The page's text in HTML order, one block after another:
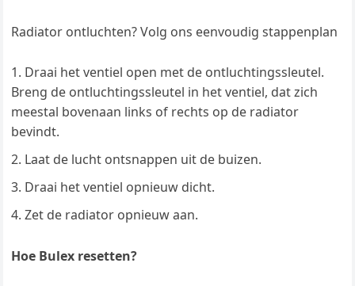
Radiator ontluchten? Volg ons eenvoudig stappenplan
Draai het ventiel open met de ontluchtingssleutel.
Breng de ontluchtingssleutel in het ventiel, dat zich
meestal bovenaan links of rechts op de radiator
bevindt.
Laat de lucht ontsnappen uit de buizen.
Draai het ventiel opnieuw dicht.
Zet de radiator opnieuw aan.
Hoe Bulex resetten?